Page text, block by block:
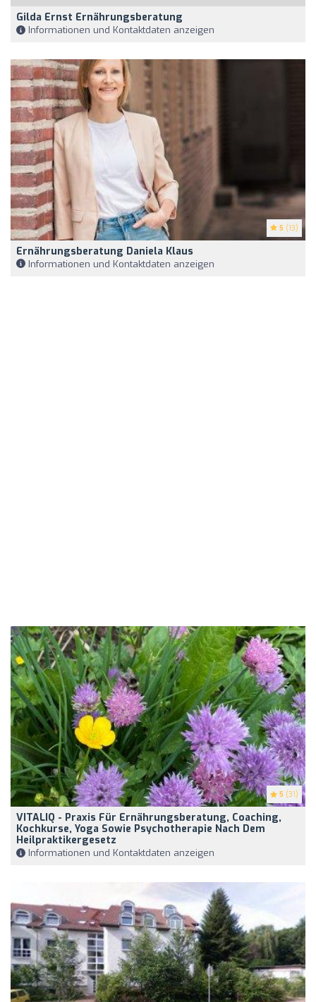
Gilda Ernst Ernährungsberatung
Informationen und Kontaktdaten anzeigen
5 (13)
Ernährungsberatung Daniela Klaus
Informationen und Kontaktdaten anzeigen
5 (31)
VITALIQ - Praxis Für Ernährungsberatung, Coaching,
Kochkurse, Yoga Sowie Psychotherapie Nach Dem
Heilpraktikergesetz
Informationen und Kontaktdaten anzeigen